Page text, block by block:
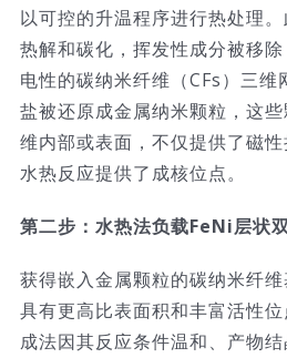
以可控的升温程序进行热处理
热解和碳化，挥发性成分被移
电性的碳纳米纤维（CFs）三维
盐被还原成金属纳米颗粒，这
维内部或表面，不仅提供了磁
水热反应提供了成核位点。
第二步：水热法负载FeNi层状
获得嵌入金属颗粒的碳纳米纤
具有更高比表面积和丰富活性
成法因其反应条件温和、产物